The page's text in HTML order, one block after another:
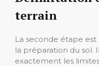
terrain
La seconde étape
la préparation du sol.
exactement les